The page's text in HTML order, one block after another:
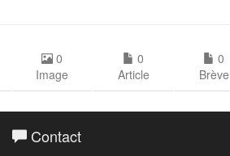
0
Image
0
Article
0
Brève
Contact